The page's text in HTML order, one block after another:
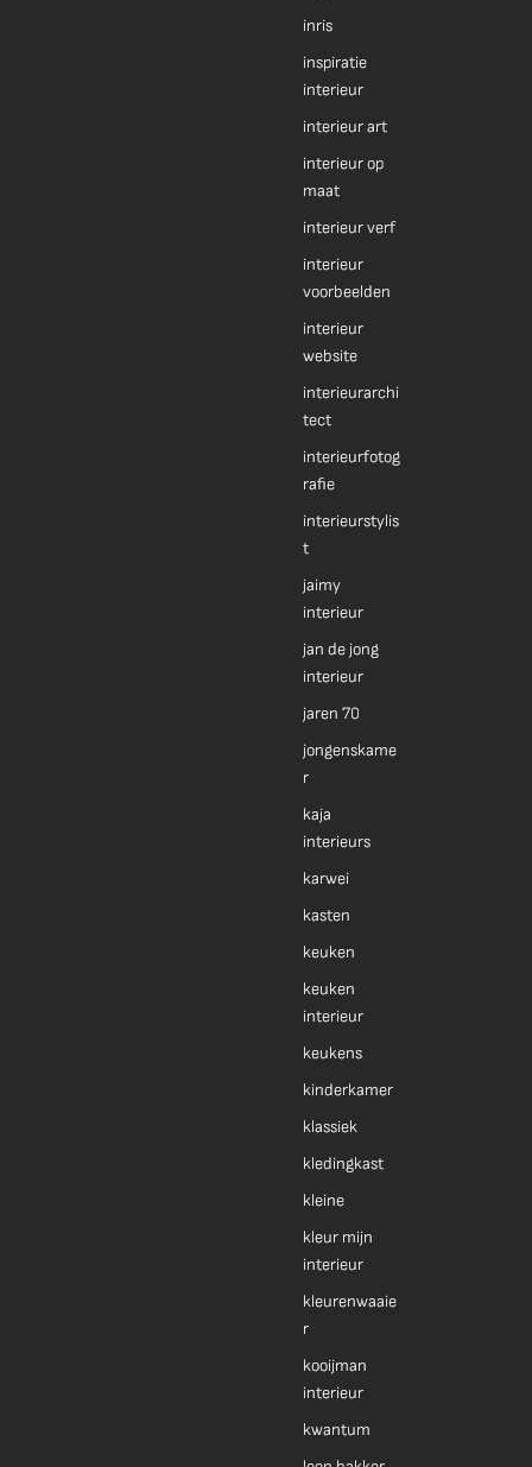
inris
inspiratie
interieur
interieur art
interieur op
maat
interieur verf
interieur
voorbeelden
interieur
website
interieurarchi
tect
interieurfotog
rafie
interieurstylis
t
jaimy
interieur
jan de jong
interieur
jaren 70
jongenskame
r
kaja
interieurs
karwei
kasten
keuken
keuken
interieur
keukens
kinderkamer
klassiek
kledingkast
kleine
kleur mijn
interieur
kleurenwaaie
r
kooijman
interieur
kwantum